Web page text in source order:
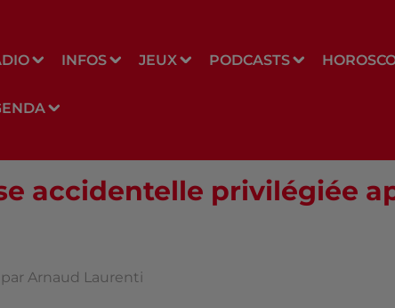
INFOS JEUX PODCASTS
accidentelle privilégiée
par Arnaud Laurenti